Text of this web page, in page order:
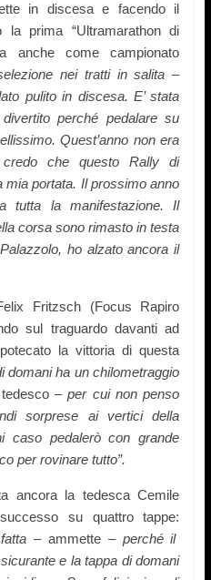
in discesa e facendo il
prima “Ultramarathon di
anche come campionato
nei tratti in salita –
pulito in discesa. E’ stata
perché pedalare su
Quest’anno non era
che questo Rally di
portata. Il prossimo anno
tutta la manifestazione. Il
corsa sono rimasto in testa
ho alzato ancora il
Fritzsch (Focus Rapiro
sul traguardo davanti ad
la vittoria di questa
domani ha un chilometraggio
–per cui non penso
sorprese ai vertici della
caso pedalerò con grande
per rovinare tutto”.
ancora la tedesca Cemile
su quattro tappe:
– ammette– perché il
e la tappa di domani